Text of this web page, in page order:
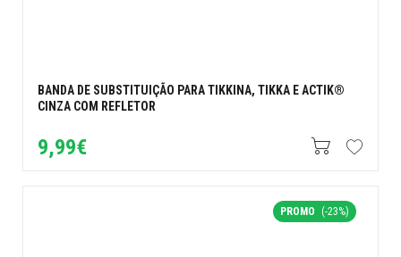
BANDA DE SUBSTITUIÇÃO PARA TIKKINA, TIKKA E ACTIK®
CINZA COM REFLETOR
9,99€
PROMO (-23%)